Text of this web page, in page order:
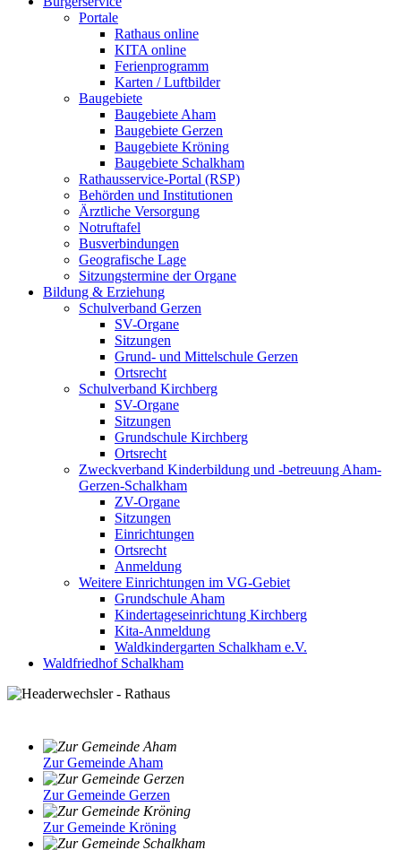
Portale
Rathaus online
KITA online
Ferienprogramm
Karten / Luftbilder
Baugebiete
Baugebiete Aham
Baugebiete Gerzen
Baugebiete Kröning
Baugebiete Schalkham
Rathausservice-Portal (RSP)
Behörden und Institutionen
Ärztliche Versorgung
Notruftafel
Busverbindungen
Geografische Lage
Sitzungstermine der Organe
Bildung & Erziehung
Schulverband Gerzen
SV-Organe
Sitzungen
Grund- und Mittelschule Gerzen
Ortsrecht
Schulverband Kirchberg
SV-Organe
Sitzungen
Grundschule Kirchberg
Ortsrecht
Zweckverband Kinderbildung und -betreuung Aham-
Gerzen-Schalkham
ZV-Organe
Sitzungen
Einrichtungen
Ortsrecht
Anmeldung
Weitere Einrichtungen im VG-Gebiet
Grundschule Aham
Kindertageseinrichtung Kirchberg
Kita-Anmeldung
Waldkindergarten Schalkham e.V.
Waldfriedhof Schalkham
Zur Gemeinde Aham
Zur Gemeinde Gerzen
Zur Gemeinde Kröning